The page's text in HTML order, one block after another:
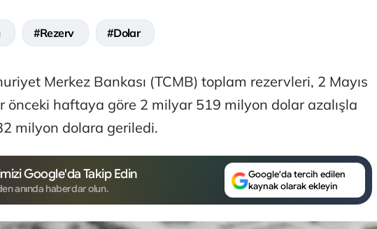
#Rezerv #Dolar
Merkez Bankası (TCMB) toplam rezervleri, 2 Mayıs
önceki haftaya göre 2 milyar 519 milyon dolar azalışla
milyon dolara geriledi.
Google'da Takip Edin
anında haberdar olun.
Google'da tercih edilen
kaynak olarak ekleyin